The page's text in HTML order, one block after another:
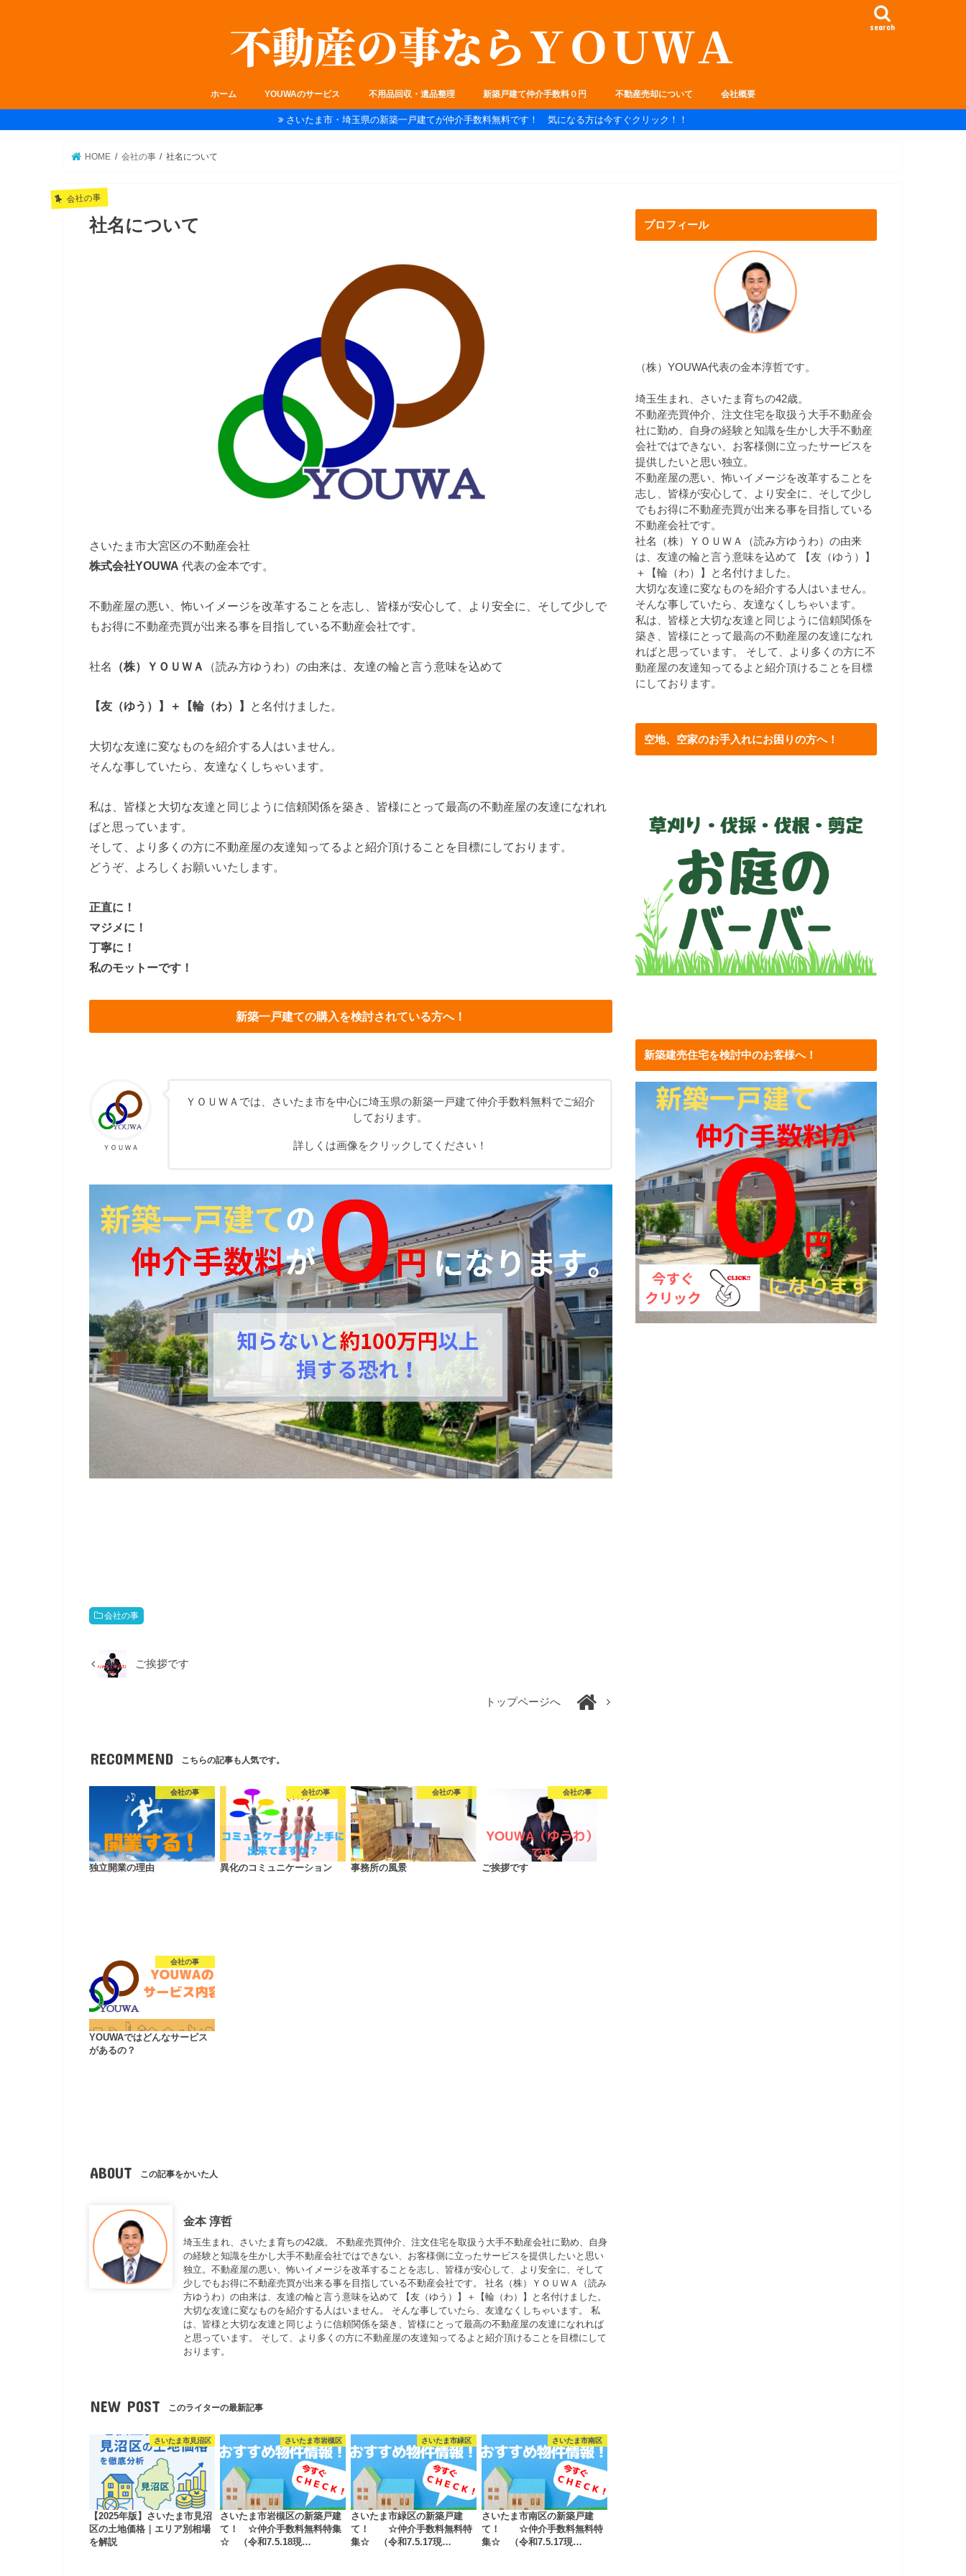
search
ホーム YOUWAのサービス 不用品回収・遺品整理 新築戸建て仲介手数料０円 不動産売却について 会社概要
さいたま市・埼玉県の新築一戸建てが仲介手数料無料です！ 気になる方は今すぐクリック！！
HOME 会社の事 社名について
会社の事
社名について
さいたま市大宮区の不動産会社
株式会社YOUWA 代表の金本です。
不動産屋の悪い、怖いイメージを改革することを志し、皆様が安心して、より安全に、そして少しで
もお得に不動産売買が出来る事を目指している不動産会社です。
社名 （株）ＹＯＵＷＡ （読み方ゆうわ）の由来は、友達の輪と言う意味を込めて
【友（ゆう）】＋【輪（わ）】 と名付けました。
大切な友達に変なものを紹介する人はいません。
そんな事していたら、友達なくしちゃいます。
私は、皆様と大切な友達と同じように信頼関係を築き、皆様にとって最高の不動産屋の友達になれれ
ばと思っています。
そして、より多くの方に不動産屋の友達知ってるよと紹介頂けることを目標にしております。
どうぞ、よろしくお願いいたします。
正直に！
マジメに！
丁寧に！
私のモットーです！
新築一戸建ての購入を検討されている方へ！
ＹＯＵＷＡ
ＹＯＵＷＡでは、さいたま市を中心に埼玉県の新築一戸建て仲介手数料無料でご紹介
しております。
詳しくは画像をクリックしてください！
会社の事
ご挨拶です
トップページへ
RECOMMEND こちらの記事も人気です。
会社の事
独立開業の理由
会社の事
異化のコミュニケーション
会社の事
事務所の風景
会社の事
ご挨拶です
会社の事
YOUWAではどんなサービス
があるの？
ABOUT この記事をかいた人
金本 淳哲
埼玉生まれ、さいたま育ちの42歳。 不動産売買仲介、注文住宅を取扱う大手不動産会社に勤め、自身
の経験と知識を生かし大手不動産会社ではできない、お客様側に立ったサービスを提供したいと思い
独立。不動産屋の悪い、怖いイメージを改革することを志し、皆様が安心して、より安全に、そして
少しでもお得に不動産売買が出来る事を目指している不動産会社です。 社名（株）ＹＯＵＷＡ（読み
方ゆうわ）の由来は、友達の輪と言う意味を込めて 【友（ゆう）】＋【輪（わ）】と名付けました。
大切な友達に変なものを紹介する人はいません。 そんな事していたら、友達なくしちゃいます。 私
は、皆様と大切な友達と同じように信頼関係を築き、皆様にとって最高の不動産屋の友達になれれば
と思っています。 そして、より多くの方に不動産屋の友達知ってるよと紹介頂けることを目標にして
おります。
NEW POST このライターの最新記事
さいたま市見沼区
【2025年版】さいたま市見沼
区の土地価格｜エリア別相場
を解説
さいたま市岩槻区
さいたま市岩槻区の新築戸建
て！ ☆仲介手数料無料特集
☆ （令和7.5.18現…
さいたま市緑区
さいたま市緑区の新築戸建
て！ ☆仲介手数料無料特
集☆ （令和7.5.17現…
さいたま市南区
さいたま市南区の新築戸建
て！ ☆仲介手数料無料特
集☆ （令和7.5.17現…
プロフィール
（株）YOUWA代表の金本淳哲です。
埼玉生まれ、さいたま育ちの42歳。
不動産売買仲介、注文住宅を取扱う大手不動産会
社に勤め、自身の経験と知識を生かし大手不動産
会社ではできない、お客様側に立ったサービスを
提供したいと思い独立。
不動産屋の悪い、怖いイメージを改革することを
志し、皆様が安心して、より安全に、そして少し
でもお得に不動産売買が出来る事を目指している
不動産会社です。
社名（株）ＹＯＵＷＡ（読み方ゆうわ）の由来
は、友達の輪と言う意味を込めて 【友（ゆう）】
＋【輪（わ）】と名付けました。
大切な友達に変なものを紹介する人はいません。
そんな事していたら、友達なくしちゃいます。
私は、皆様と大切な友達と同じように信頼関係を
築き、皆様にとって最高の不動産屋の友達になれ
ればと思っています。 そして、より多くの方に不
動産屋の友達知ってるよと紹介頂けることを目標
にしております。
空地、空家のお手入れにお困りの方へ！
新築建売住宅を検討中のお客様へ！